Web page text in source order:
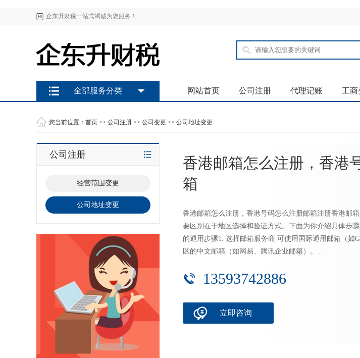
企东升财税一站式竭诚为您服务！
网站首页 公司注册 代理记账 工商
全部服务分类
您当前位置： 首页 >> 公司注册 >> 公司变更 >> 公司地址变更
公司注册
经营范围变更
公司地址变更
香港邮箱怎么注册，香港
箱
香港邮箱怎么注册，香港号码怎么注册邮箱注册香港邮
要区别在于地区选择和验证方式。下面为你介绍具体步
的通用步骤1. 选择邮箱服务商 可使用国际通用邮箱（如
区的中文邮箱（如网易、腾讯企业邮箱）。..
13593742886
立即咨询